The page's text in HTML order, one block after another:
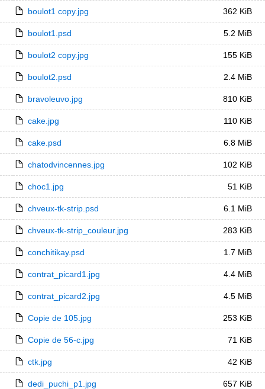
boulot1 copy.jpg 362 KiB
boulot1.psd 5.2 MiB
boulot2 copy.jpg 155 KiB
boulot2.psd 2.4 MiB
bravoleuvo.jpg 810 KiB
cake.jpg 110 KiB
cake.psd 6.8 MiB
chatodvincennes.jpg 102 KiB
choc1.jpg 51 KiB
chveux-tk-strip.psd 6.1 MiB
chveux-tk-strip_couleur.jpg 283 KiB
conchitikay.psd 1.7 MiB
contrat_picard1.jpg 4.4 MiB
contrat_picard2.jpg 4.5 MiB
Copie de 105.jpg 253 KiB
Copie de 56-c.jpg 71 KiB
ctk.jpg 42 KiB
dedi_puchi_p1.jpg 657 KiB